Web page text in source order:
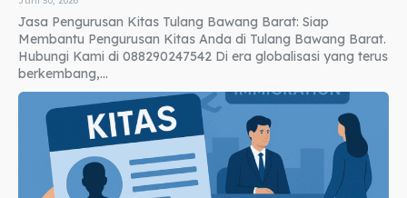
Jasa Pengurusan Kitas Tulang Bawang Barat: Siap
Membantu Pengurusan Kitas Anda di Tulang Bawang Barat.
Hubungi Kami di 088290247542 Di era globalisasi yang terus
berkembang,...